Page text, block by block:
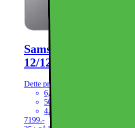
Samsung Galaxy S25
12/128GB Enterprise
Dette produkt er endnu ikke blevet
6,2" FHD+ Dynamic
50+12+10MP kamerasystem
4.000mAh batteri, trådløs
7199.-